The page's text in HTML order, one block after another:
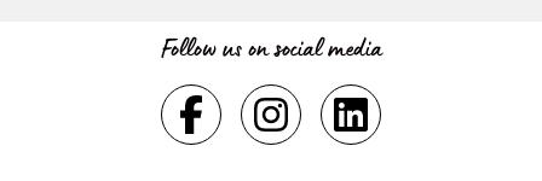
Follow us on social media